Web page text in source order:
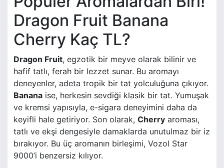
Dragon Fruit Banana
Cherry Kaç TL?
Dragon Fruit, egzotik bir meyve olarak bilinir ve
hafif tatlı, ferah bir lezzet sunar. Bu aromayı
deneyenler, adeta tropik bir tat yolculuğuna çıkıyor.
Banana ise, herkesin sevdiği klasik bir tat. Yumuşak
ve kremsi yapısıyla, e-sigara deneyimini daha da
keyifli hale getiriyor. Son olarak, Cherry aroması,
tatlı ve ekşi dengesiyle damaklarda unutulmaz bir iz
bırakıyor. Bu üç aromanın birleşimi, Vozol Star
9000’i benzersiz kılıyor.